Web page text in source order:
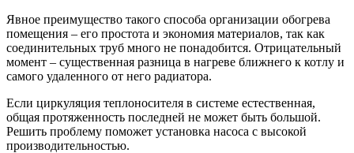
Явное преимущество такого способа организации обогрева
помещения – его простота и экономия материалов, так как
соединительных труб много не понадобится. Отрицательный
момент – существенная разница в нагреве ближнего к котлу и
самого удаленного от него радиатора.
Если циркуляция теплоносителя в системе естественная,
общая протяженность последней не может быть большой.
Решить проблему поможет установка насоса с высокой
производительностью.